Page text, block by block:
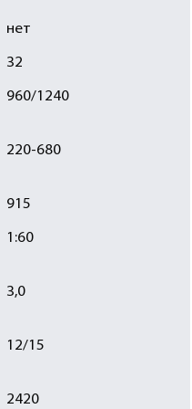
нет
32
960/1240
220-680
915
1:60
3,0
12/15
2420